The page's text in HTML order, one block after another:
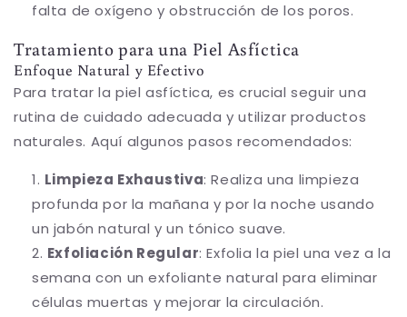
falta de oxígeno y obstrucción de los poros.
Tratamiento para una Piel Asfíctica
Enfoque Natural y Efectivo
Para tratar la piel asfíctica, es crucial seguir una
rutina de cuidado adecuada y utilizar productos
naturales. Aquí algunos pasos recomendados:
Limpieza Exhaustiva: Realiza una limpieza
profunda por la mañana y por la noche usando
un jabón natural y un tónico suave.
Exfoliación Regular: Exfolia la piel una vez a la
semana con un exfoliante natural para eliminar
células muertas y mejorar la circulación.